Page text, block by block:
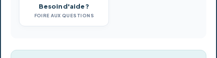
Besoin d'aide ?
FOIRE AUX QUESTIONS